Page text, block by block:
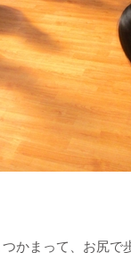
かまって、お尻で